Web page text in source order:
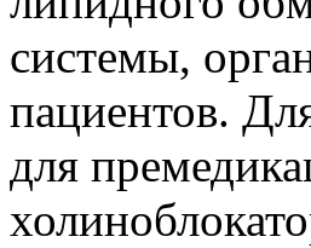
системы,
пациентов.
для